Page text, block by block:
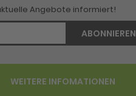
Angebote informiert!
ABONNIEREN
WEITERE INFOMATIONEN